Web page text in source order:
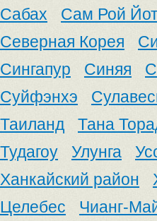
Сабах Сам Рой
Северная Корея
Сингапур
Синяя
Суйфэнхэ
Таиланд
Тана
Тудагоу
Улунга
Ханкайский район
Целебес
Чианг-